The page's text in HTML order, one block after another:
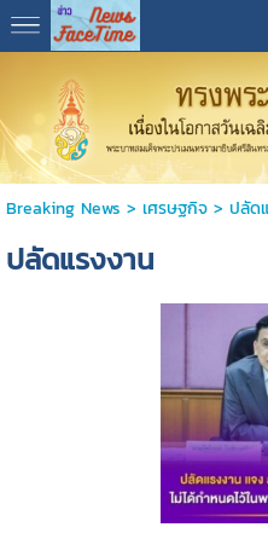
Breaking News > เศรษฐกิจ> ปลัด
ปลัดแรงงาน